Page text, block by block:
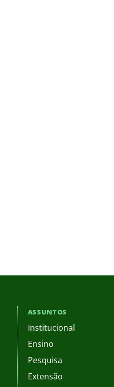
ASSUNTOS
Institucional
Ensino
Pesquisa
Extensão